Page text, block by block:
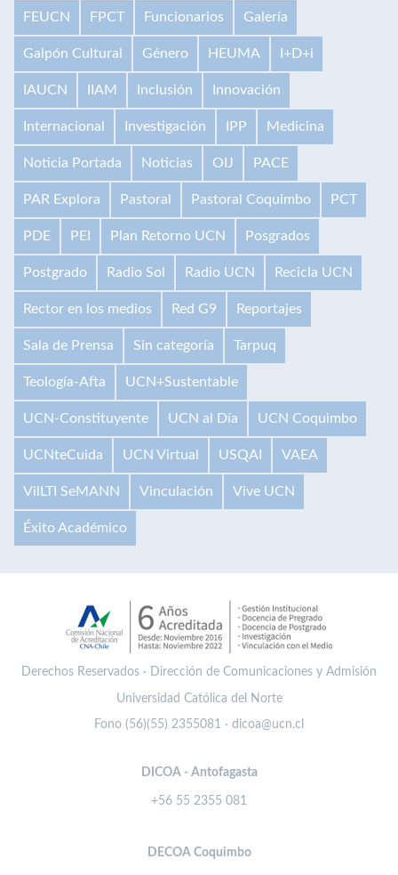
FEUCN FPCT Funcionarios Galería
Galpón Cultural Género HEUMA I+D+i
IAUCN IIAM Inclusión Innovación
Internacional Investigación IPP Medicina
Noticia Portada Noticias OIJ PACE
PAR Explora Pastoral Pastoral Coquimbo PCT
PDE PEI Plan Retorno UCN Posgrados
Postgrado Radio Sol Radio UCN Recicla UCN
Rector en los medios Red G9 Reportajes
Sala de Prensa Sin categoría Tarpuq
Teología-Afta UCN+Sustentable
UCN-Constituyente UCN al Día UCN Coquimbo
UCNteCuida UCN Virtual USQAI VAEA
VilLTI SeMANN Vinculación Vive UCN
Éxito Académico
Derechos Reservados · Dirección de Comunicaciones y Admisión
Universidad Católica del Norte
Fono (56)(55) 2355081 · dicoa@ucn.cl
DICOA - Antofagasta
+56 55 2355 081
DECOA Coquimbo